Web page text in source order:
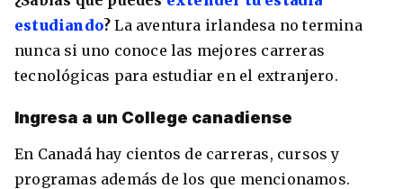
estudiando? La aventura irlandesa no termina
nunca si uno conoce las mejores carreras
tecnológicas para estudiar en el extranjero.
Ingresa a un College canadiense
En Canadá hay cientos de carreras, cursos y
programas además de los que mencionamos.